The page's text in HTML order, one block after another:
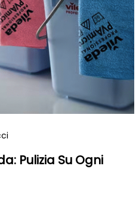
Pulizia Su Ogni